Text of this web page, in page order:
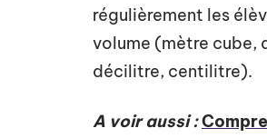
régulièrement les
volume (mètre cube,
décilitre, centilitre).
A voir aussi :